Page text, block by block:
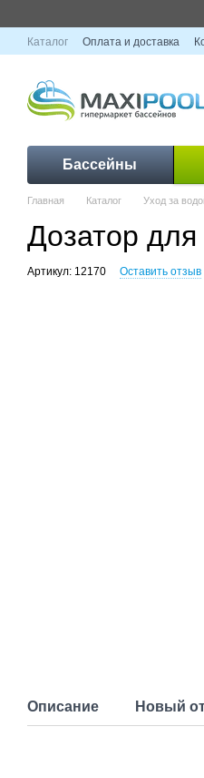
Каталог Оплата и доставка
Бассейны
Главная Каталог Уход за
Дозатор
Артикул: 12170 Оставить отзыв
Описание Новый